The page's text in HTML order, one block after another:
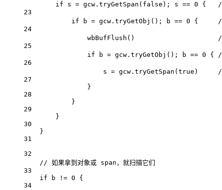
if s = gcw. tryGetSpan ( false ); s == 0 {
23
if b = gcw. tryGetObj (); b == 0 {
24
wbBufFlush ()
25
if b = gcw. tryGetObj (); b == 0 {
26
s = gcw. tryGetSpan ( true )
27
}
28
}
29
}
30
}
31
32
// 如果拿到对象或 span，就扫描它们
33
if b != 0 {
34